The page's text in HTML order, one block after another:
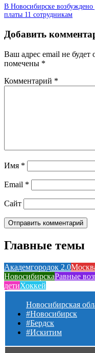
В Новосибирске возбуждено
платы 11 сотрудникам
Добавить
Ваш адрес email не будет
помечены *
Комментарий *
Имя *
Email *
Сайт
Главные темы
Академгородок 2.0
НовосибирскаРавные
детиХоккей
Новосибирская
#Новосибирск
#Бердск
#Искитим